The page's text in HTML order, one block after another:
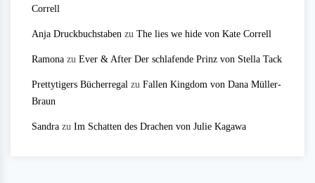
Correll
Anja Druckbuchstaben zu The lies we hide von Kate Correll
Ramona zu Ever & After Der schlafende Prinz von Stella Tack
Prettytigers Bücherregal zu Fallen Kingdom von Dana Müller-
Braun
Sandra zu Im Schatten des Drachen von Julie Kagawa